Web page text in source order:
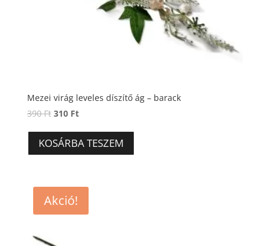
Mezei virág leveles díszítő ág – barack
390Ft Original
was:
390 Ft.
310 FtCurrent
is:
310 Ft.
KOSÁRBA TESZEM
Akció!